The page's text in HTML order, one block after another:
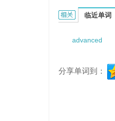
Advanced临近单词
advanced
分享单词到：